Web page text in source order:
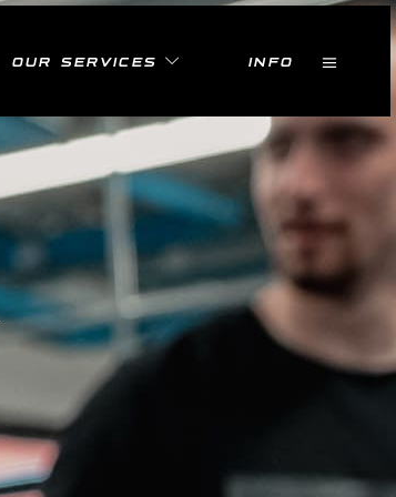
OUR SERVICES INFO